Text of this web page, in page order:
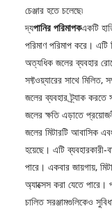
চেঞ্জার হতে চলেছে৷
দ্যপানির পরিমাপকএকটি
পরিমাণ পরিমাপ করে। এটি
অত্যধিক জলের ব্যবহার
সফ্টওয়্যারের সাথে মিলিত,
জলের ব্যবহার ট্র্যাক
জলের ক্ষতি এড়াতে
জলের মিটারটি আবাসিক
হয়েছে। এটি ব্যবহারকারী-
পারে। একবার জায়গায়,
অ্যাক্সেস করা যেতে
চালিত সরঞ্জামগুলিকেও